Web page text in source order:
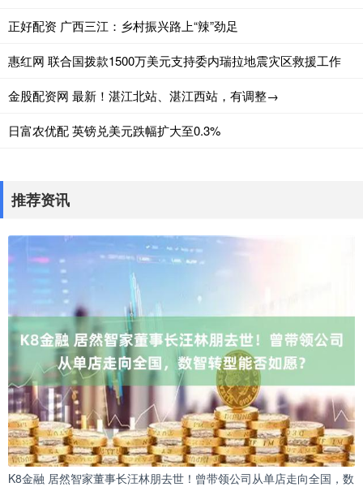
正好配资 广西三江：乡村振兴路上“辣”劲足
惠红网 联合国拨款1500万美元支持委内瑞拉地震灾区救援工作
金股配资网 最新！湛江北站、湛江西站，有调整→
日富农优配 英镑兑美元跌幅扩大至0.3%
推荐资讯
K8金融 居然智家董事长汪林朋去世！曾带领公司从单店走向全国，数